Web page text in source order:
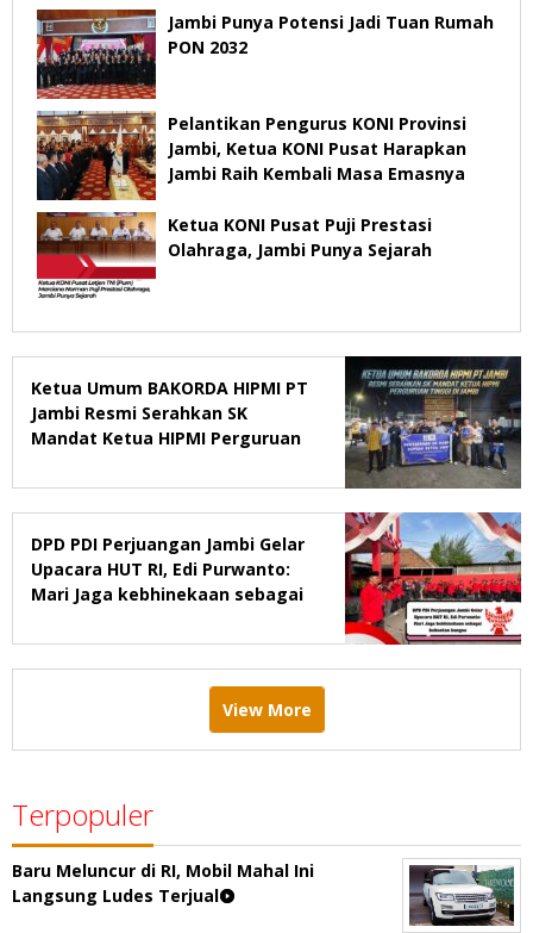
Jambi Punya Potensi Jadi Tuan Rumah
PON 2032
Pelantikan Pengurus KONI Provinsi
Jambi, Ketua KONI Pusat Harapkan
Jambi Raih Kembali Masa Emasnya
Ketua KONI Pusat Puji Prestasi
Olahraga, Jambi Punya Sejarah
Ketua Umum BAKORDA HIPMI PT
Jambi Resmi Serahkan SK
Mandat Ketua HIPMI Perguruan
DPD PDI Perjuangan Jambi Gelar
Upacara HUT RI, Edi Purwanto:
Mari Jaga kebhinekaan sebagai
View More
Terpopuler
Baru Meluncur di RI, Mobil Mahal Ini
Langsung Ludes Terjual